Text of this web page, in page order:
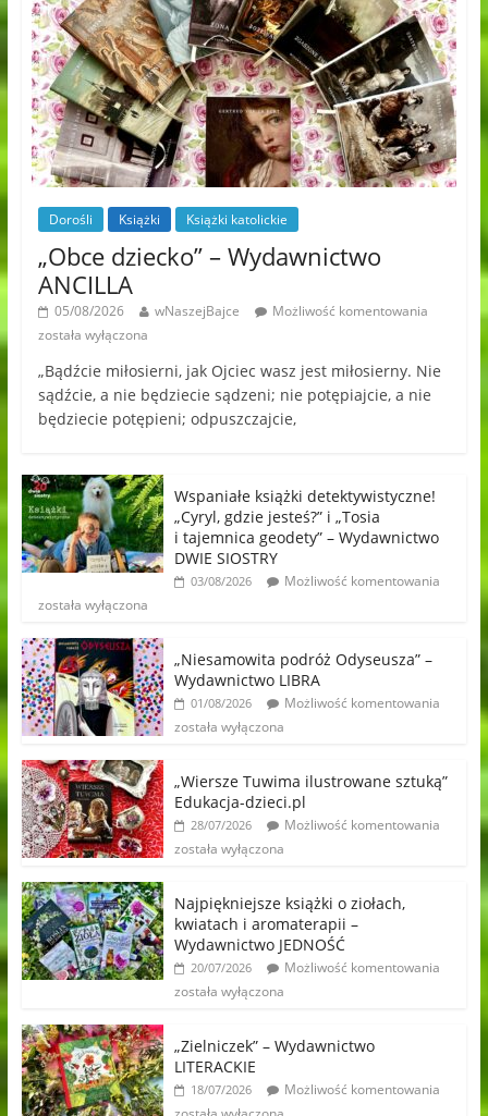
Dorośli Książki Książki katolickie
„Obce dziecko” – Wydawnictwo
ANCILLA
05/08/2026 wNaszejBajce
Możliwość komentowania
została wyłączona
„Bądźcie miłosierni, jak Ojciec wasz jest miłosierny. Nie
sądźcie, a nie będziecie sądzeni; nie potępiajcie, a nie
będziecie potępieni; odpuszczajcie,
Wspaniałe książki detektywistyczne!
„Cyryl, gdzie jesteś?” i „Tosia
i tajemnica geodety” – Wydawnictwo
DWIE SIOSTRY
03/08/2026
Możliwość komentowania
została wyłączona
„Niesamowita podróż Odyseusza” –
Wydawnictwo LIBRA
01/08/2026
Możliwość komentowania
została wyłączona
„Wiersze Tuwima ilustrowane sztuką”
Edukacja-dzieci.pl
28/07/2026
Możliwość komentowania
została wyłączona
Najpiękniejsze książki o ziołach,
kwiatach i aromaterapii –
Wydawnictwo JEDNOŚĆ
20/07/2026
Możliwość komentowania
została wyłączona
„Zielniczek” – Wydawnictwo
LITERACKIE
18/07/2026
Możliwość komentowania